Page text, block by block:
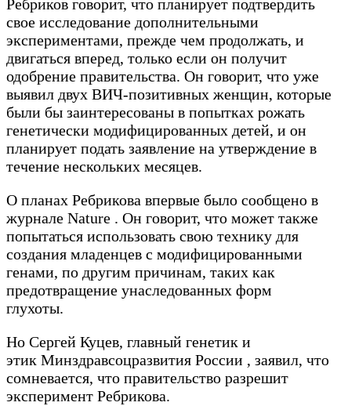
Ребриков говорит, что планирует подтвердить
свое исследование дополнительными
экспериментами, прежде чем продолжать, и
двигаться вперед, только если он получит
одобрение правительства. Он говорит, что уже
выявил двух ВИЧ-позитивных женщин, которые
были бы заинтересованы в попытках рожать
генетически модифицированных детей, и он
планирует подать заявление на утверждение в
течение нескольких месяцев.
О планах Ребрикова впервые было сообщено в
журнале Nature . Он говорит, что может также
попытаться использовать свою технику для
создания младенцев с модифицированными
генами, по другим причинам, таких как
предотвращение унаследованных форм
глухоты.
Но Сергей Куцев, главный генетик и
этик Минздравсоцразвития России , заявил, что
сомневается, что правительство разрешит
эксперимент Ребрикова.